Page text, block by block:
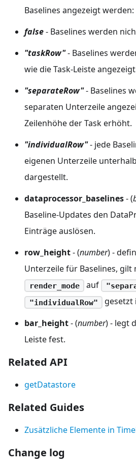
Baselines angezeigt werden:
false- Baselines werden
"taskRow"- Baselines
wie die Task-Leiste
"separateRow"- Baselines
separaten Unterzeile
Zeilenhöhe der Task erhöht.
"individualRow"- jede
eigenen Unterzeile
dargestellt.
dataprocessor_baselines- (
Baseline-Updates den
Einträge auslösen.
row_height- (number) -
Unterzeile für Baselines, gilt
render_mode auf
"individualRow"
gesetzt
bar_height- (number) - legt
Leiste fest.
Related API
getDatastore
Related Guides
Zusätzliche Elemente in
Change log